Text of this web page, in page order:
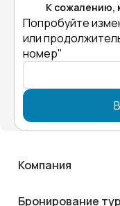
К сожалению,
Попробуйте
или
номер"
Компания
Бронирование